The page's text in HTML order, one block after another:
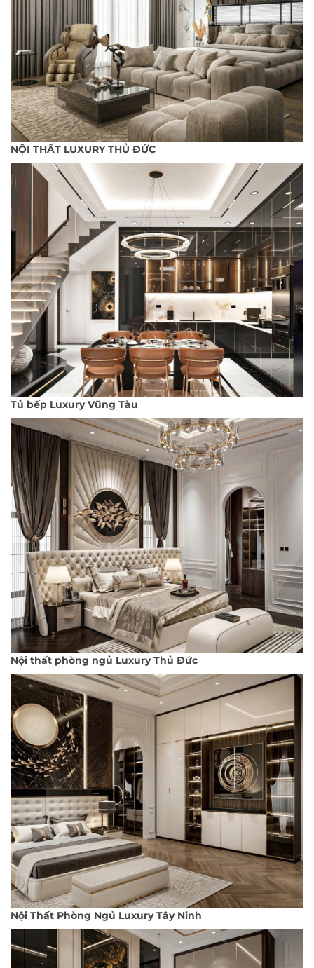
NỘI THẤT LUXURY THỦ ĐỨC
Tủ bếp Luxury Vũng Tàu
Nội thất phòng ngủ Luxury Thủ Đức
Nội Thất Phòng Ngủ Luxury Tây Ninh